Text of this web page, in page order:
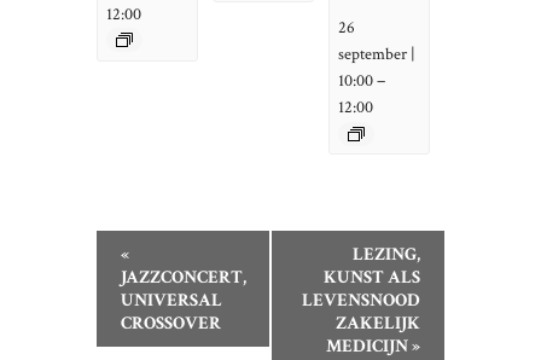
12:00
26
september |
10:00–
12:00
N
«
JAZZCONCERT,
UNIVERSAL
CROSSOVER
LEZING,
KUNST ALS
LEVENSNOOD
ZAKELIJK
MEDICIJN»